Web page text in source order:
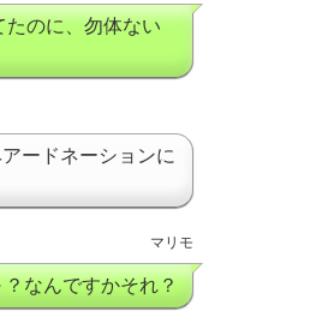
たのに、勿体ない
ードネーションに
マリモ
なんですかそれ？